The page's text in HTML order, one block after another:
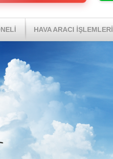
HAVA ARACI İŞLEMLERİ